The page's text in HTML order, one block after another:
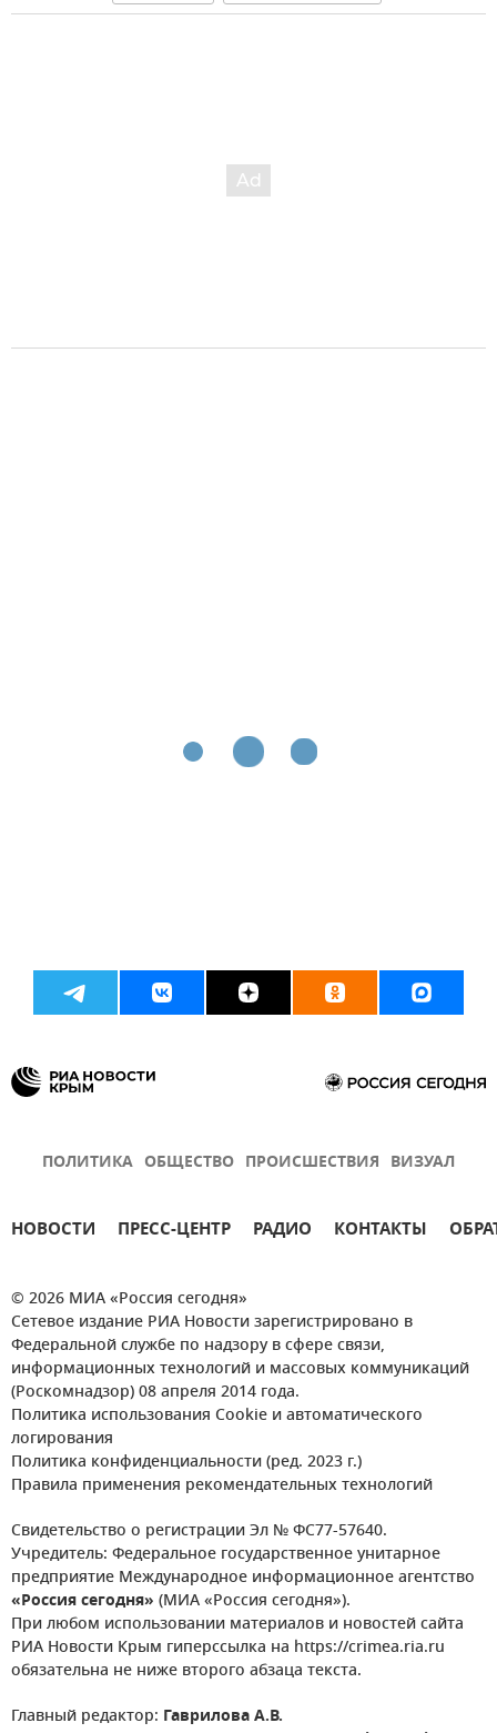
ПОЛИТИКА ОБЩЕСТВО ПРОИСШЕСТВИЯ ВИЗУАЛ
НОВОСТИ ПРЕСС-ЦЕНТР РАДИО КОНТАКТЫ
© 2026 МИА «Россия сегодня»
Сетевое издание РИА Новости зарегистрировано в
Федеральной службе по надзору в сфере связи,
информационных технологий и массовых коммуникаций
(Роскомнадзор) 08 апреля 2014 года.
Политика использования Cookie и автоматического
логирования
Политика конфиденциальности (ред. 2023 г.)
Правила применения рекомендательных технологий
Свидетельство о регистрации Эл № ФС77-57640.
Учредитель: Федеральное государственное унитарное
предприятие Международное информационное агентство
«Россия сегодня» (МИА «Россия сегодня»).
При любом использовании материалов и новостей сайта
РИА Новости Крым гиперссылка на https://crimea.ria.ru
обязательна не ниже второго абзаца текста.
Главный редактор: Гаврилова А.В.